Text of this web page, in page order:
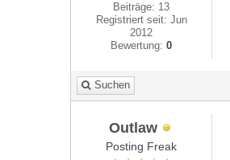
Beiträge: 13
Registriert seit: Jun
2012
Bewertung:0
Suchen
Outlaw
Posting Freak